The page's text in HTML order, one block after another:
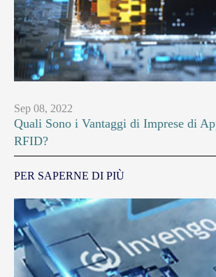
Sep 08, 2022
Quali Sono i Vantaggi di Imprese di
RFID?
PER SAPERNE DI PIÙ